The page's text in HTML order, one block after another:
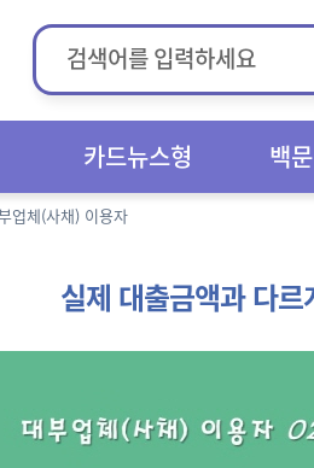
카드뉴스형 백
업체(사채) 이용자
실제 대출금액과 다